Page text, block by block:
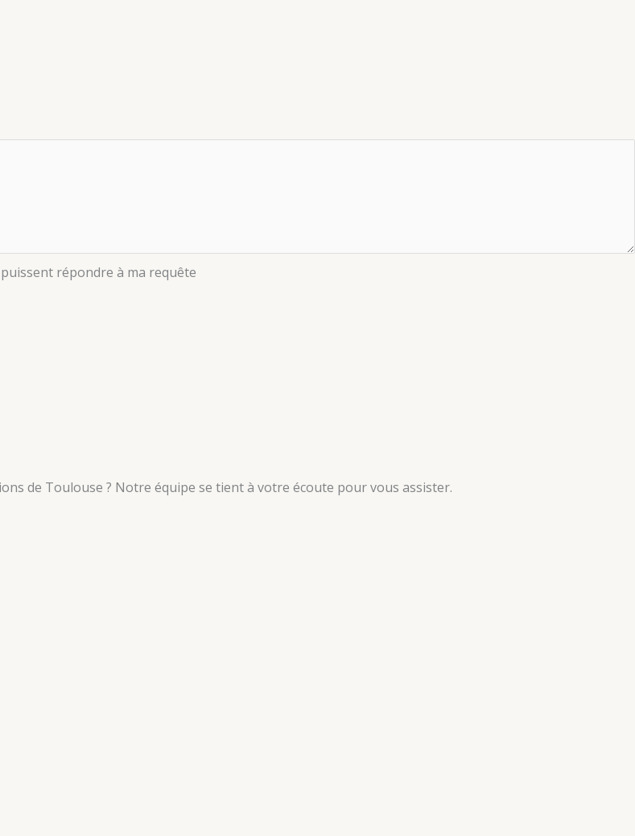
répondre à ma requête
de Toulouse ? Notre équipe se tient à votre écoute pour vous assister.